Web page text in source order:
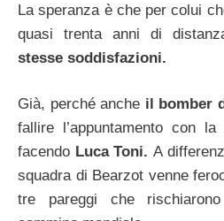
La speranza è che per colui
quasi trenta anni di
stesse soddisfazioni.
Già, perché anche il bomber
fallire l’appuntamento con
facendo Luca Toni. A
squadra di Bearzot venne
tre pareggi che